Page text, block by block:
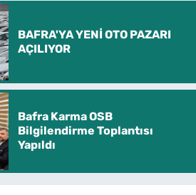
BAFRA'YA YENİ OTO PAZARI
AÇILIYOR
Bafra Karma OSB
Bilgilendirme Toplantısı
Yapıldı